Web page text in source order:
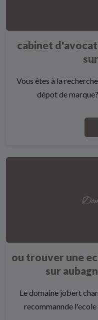
cabinet
Vous êtes à la
dépot de
ou trouver une
sur
Le domaine jobert
recommannde